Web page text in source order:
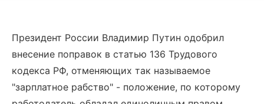
Президент России Владимир Путин одобрил
внесение поправок в статью 136 Трудового
кодекса РФ, отменяющих так называемое
"зарплатное рабство" - положение, по которому